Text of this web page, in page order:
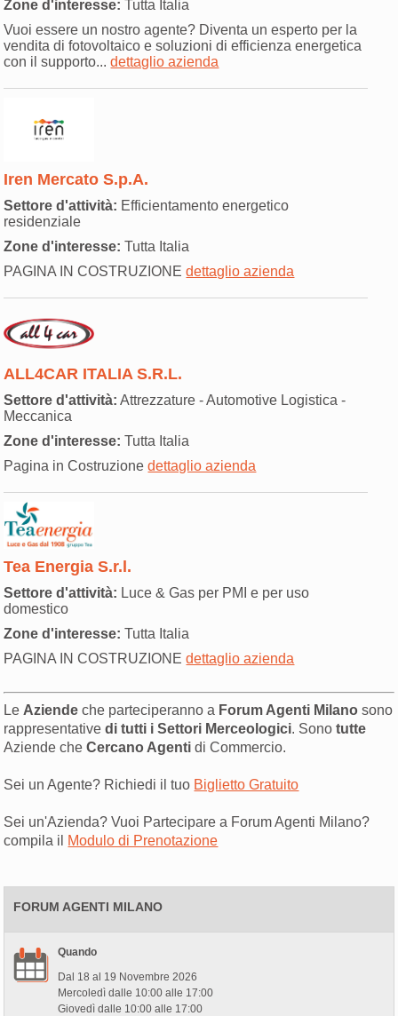
Zone d'interesse: Tutta Italia
Vuoi essere un nostro agente? Diventa un esperto per la
vendita di fotovoltaico e soluzioni di efficienza energetica
con il supporto...dettaglio azienda
Iren Mercato S.p.A.
Settore d'attività: Efficientamento energetico
residenziale
Zone d'interesse: Tutta Italia
PAGINA IN COSTRUZIONEdettaglio azienda
ALL4CAR ITALIA S.R.L.
Settore d'attività: Attrezzature - Automotive Logistica -
Meccanica
Zone d'interesse: Tutta Italia
Pagina in Costruzionedettaglio azienda
Tea Energia S.r.l.
Settore d'attività: Luce & Gas per PMI e per uso
domestico
Zone d'interesse: Tutta Italia
PAGINA IN COSTRUZIONEdettaglio azienda
Le Aziende che parteciperanno a Forum Agenti Milano sono
rappresentativedi tutti i Settori Merceologici. Sonotutte
Aziende cheCercano Agenti di Commercio.
Sei un Agente? Richiedi il tuo Biglietto Gratuito
Sei un'Azienda? Vuoi Partecipare a Forum Agenti Milano?
compila il Modulo di Prenotazione
FORUM AGENTI MILANO
Quando
Dal 18 al 19 Novembre 2026
Mercoledì dalle 10:00 alle 17:00
Giovedì dalle 10:00 alle 17:00